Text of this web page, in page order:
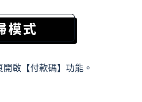
啟【付款碼】功能。